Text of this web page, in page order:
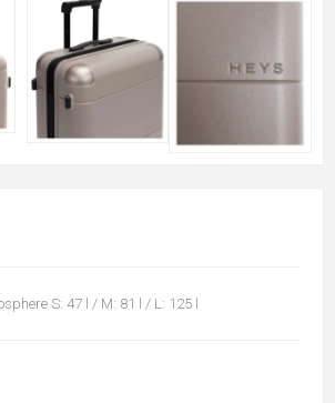
S: 47 l / M: 81 l / L: 125 l